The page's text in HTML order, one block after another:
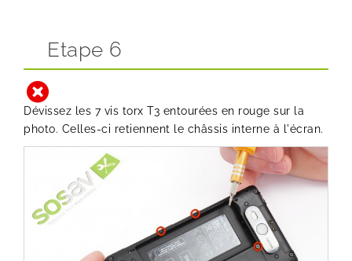
Etape 6
Dévissez les 7 vis torx T3 entourées en rouge sur la
photo. Celles-ci retiennent le châssis interne à l'écran.